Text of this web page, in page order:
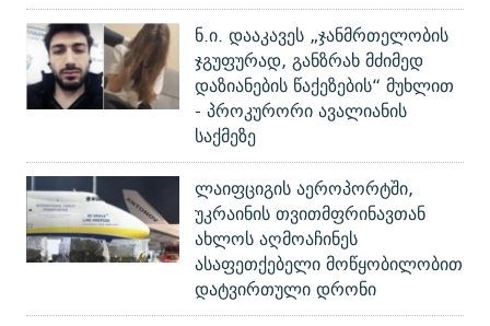
ნ.ი. დააკავეს „ჯანმრთელობის
ჯგუფურად, განზრახ მძიმედ
დაზიანების წაქეზების“ მუხლით
- პროკურორი ავალიანის
საქმეზე
ლაიფციგის აეროპორტში,
უკრაინის თვითმფრინავთან
ახლოს აღმოაჩინეს
ასაფეთქებელი მოწყობილობით
დატვირთული დრონი